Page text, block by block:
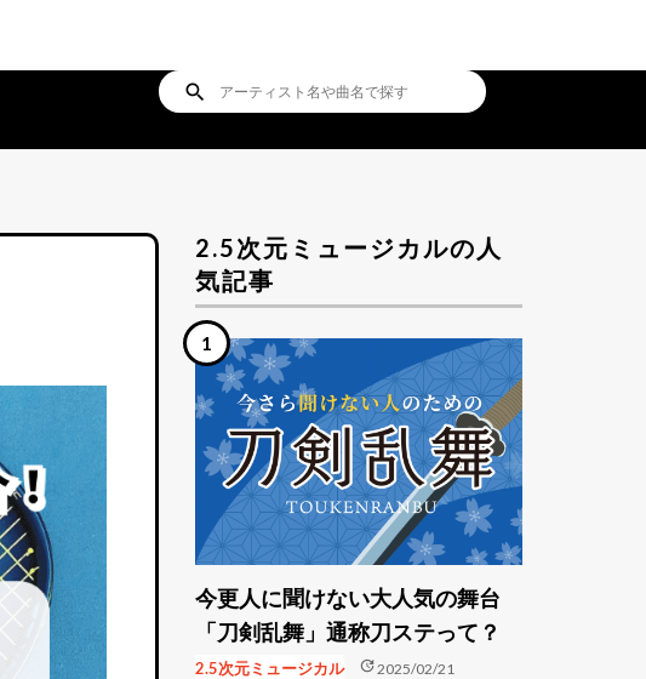
search
2.5次元ミュージカルの人
気記事
今更人に聞けない大人気の舞台
「刀剣乱舞」通称刀ステって？
2.5次元ミュージカル update2025/02/21